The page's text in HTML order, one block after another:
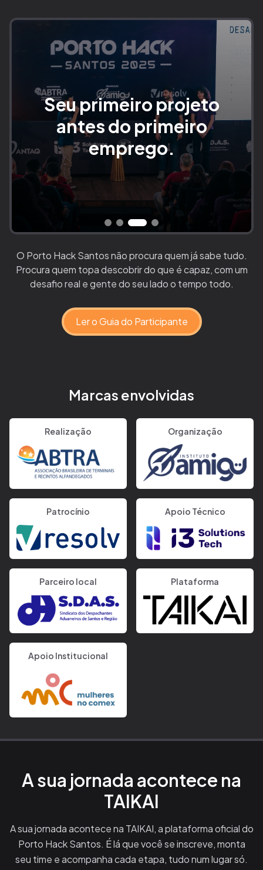
Seu primeiro projeto
antes do primeiro
emprego.
O Porto Hack Santos não procura quem já sabe tudo.
Procura quem topa descobrir do que é capaz, com um
desafio real e gente do seu lado o tempo todo.
Ler o Guia do Participante
Marcas envolvidas
Realização Organização
Patrocínio Apoio Técnico
Parceiro local Plataforma
Apoio Institucional
A sua jornada acontece na
TAIKAI
A sua jornada acontece na TAIKAI, a plataforma oficial do
Porto Hack Santos. É lá que você se inscreve, monta
seu time e acompanha cada etapa, tudo num lugar só.